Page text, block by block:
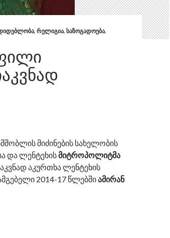
, ᲠᲔᲚᲘᲒᲘᲐ, ᲡᲐᲖᲝᲒᲐᲓᲝᲔᲑᲐ,
მიძინების სახელობის
და ლენტეხისმიტროპოლიტმა
აკურთხა ლენტეხის
2014-17 წლებშიამირან
გამგებელი დიაკვნად ეკურთხა